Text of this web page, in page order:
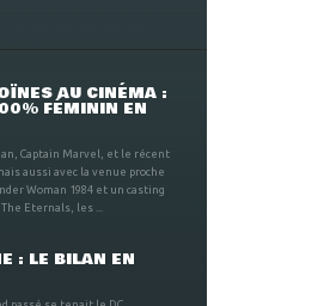
AU CINÉMA :
FÉMININ EN
Captain Marvel, et le récent
aussi avec la venue proche
Woman 1984 et un casting
Eternals, les ...
: LE BILAN EN